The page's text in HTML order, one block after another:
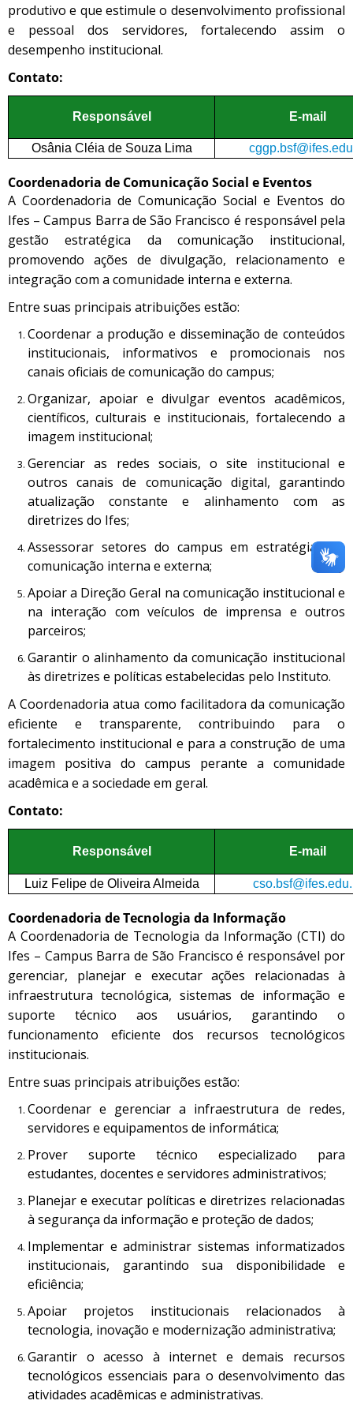
produtivo e que estimule o desenvolvimento profissional
e pessoal dos servidores, fortalecendo assim o
desempenho institucional.
Contato:
Responsável E-mail
Osânia Cléia de Souza Lima
Coordenadoria de Comunicação Social e Eventos
A Coordenadoria de Comunicação Social e Eventos do
Ifes – Campus Barra de São Francisco é responsável pela
gestão estratégica da comunicação institucional,
promovendo ações de divulgação, relacionamento e
integração com a comunidade interna e externa.
Entre suas principais atribuições estão:
Coordenar a produção e disseminação de conteúdos
institucionais, informativos e promocionais nos
canais oficiais de comunicação do campus;
Organizar, apoiar e divulgar eventos acadêmicos,
científicos, culturais e institucionais, fortalecendo a
imagem institucional;
Gerenciar as redes sociais, o site institucional e
outros canais de comunicação digital, garantindo
atualização constante e alinhamento com as
diretrizes do Ifes;
Assessorar setores do campus em estratégias de
comunicação interna e externa;
Apoiar a Direção Geral na comunicação institucional e
na interação com veículos de imprensa e outros
parceiros;
Garantir o alinhamento da comunicação institucional
às diretrizes e políticas estabelecidas pelo Instituto.
A Coordenadoria atua como facilitadora da comunicação
eficiente e transparente, contribuindo para o
fortalecimento institucional e para a construção de uma
imagem positiva do campus perante a comunidade
acadêmica e a sociedade em geral.
Contato:
Responsável E-mail
Luiz Felipe de Oliveira Almeida
Coordenadoria de Tecnologia da Informação
A Coordenadoria de Tecnologia da Informação (CTI) do
Ifes – Campus Barra de São Francisco é responsável por
gerenciar, planejar e executar ações relacionadas à
infraestrutura tecnológica, sistemas de informação e
suporte técnico aos usuários, garantindo o
funcionamento eficiente dos recursos tecnológicos
institucionais.
Entre suas principais atribuições estão:
Coordenar e gerenciar a infraestrutura de redes,
servidores e equipamentos de informática;
Prover suporte técnico especializado para
estudantes, docentes e servidores administrativos;
Planejar e executar políticas e diretrizes relacionadas
à segurança da informação e proteção de dados;
Implementar e administrar sistemas informatizados
institucionais, garantindo sua disponibilidade e
eficiência;
Apoiar projetos institucionais relacionados à
tecnologia, inovação e modernização administrativa;
Garantir o acesso à internet e demais recursos
tecnológicos essenciais para o desenvolvimento das
atividades acadêmicas e administrativas.